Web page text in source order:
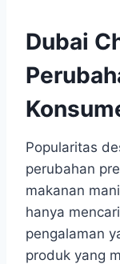
Dubai
Popularitas
perubahan
makanan
hanya
pengalaman
produk yang